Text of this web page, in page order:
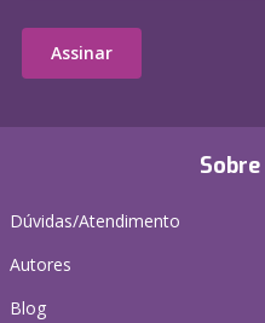
Dúvidas/Atendimento
Autores
Blog
Assinar